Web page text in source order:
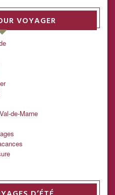
VOYAGER
de-Marne